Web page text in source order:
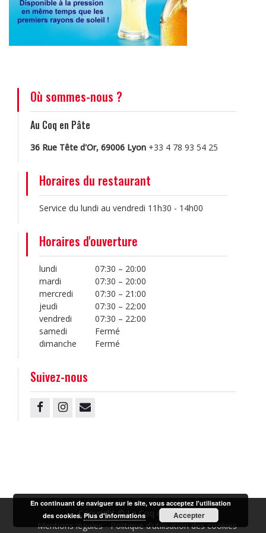
Où sommes-nous ?
Au Coq en Pâte
36 Rue Tête d'Or, 69006 Lyon +33 4 78 93 54 25
Horaires du restaurant
Service du lundi au vendredi 11h30 - 14h00
Horaires d'ouverture
lundi
07:30 – 20:00
mardi
07:30 – 20:00
mercredi
07:30 – 21:00
jeudi
07:30 – 22:00
vendredi
07:30 – 22:00
samedi
Fermé
dimanche
Fermé
Suivez-nous
Copyright © Le Coq en Pâte.
Mentions légales
Politique d’utilisation des cookies
En continuant de naviguer sur le site, vous acceptez l'utilisation
des cookies.Plus d'informations Accepter